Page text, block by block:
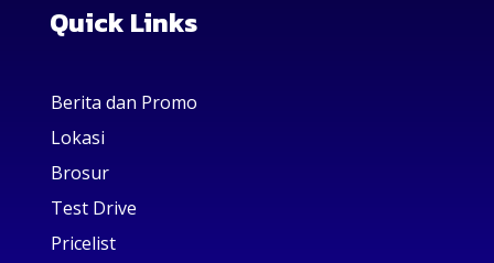
Quick Links
Berita dan Promo
Lokasi
Brosur
Test Drive
Pricelist